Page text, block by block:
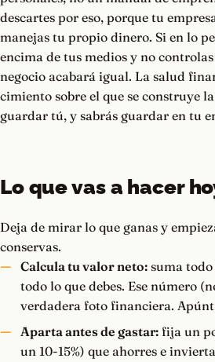
descartes por eso, porque tu
manejas tu propio dinero. Si en lo
encima de tus medios y no
negocio acabará igual. La salud
cimiento sobre el que se construye
guardar tú, y sabrás guardar en tu
Lo que vas a hacer
Deja de mirar lo que ganas y
conservas.
Calcula tu valor neto:suma todo
todo lo que debes. Ese número
verdadera foto financiera.
Aparta antes de gastar:fija un
un 10-15%) que ahorres e